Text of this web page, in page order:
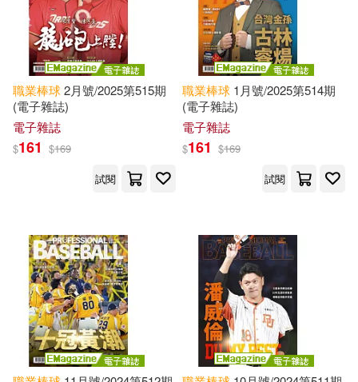
職業棒球2月號/2025第515期
(電子雜誌)
電子雜誌
$161 $169
試閱
職業棒球 1月號/2025第514期
(電子雜誌)
電子雜誌
$161 $169
試閱